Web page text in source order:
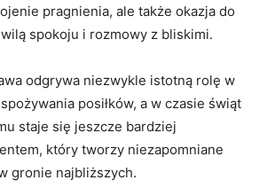
pragnienia, ale‍ także okazja do
spokoju i rozmowy z⁤ bliskimi.
⁣odgrywa niezwykle istotną rolę w
posiłków, a⁣ w czasie⁤ świąt
staje się jeszcze⁤ bardziej⁢
który tworzy niezapomniane
gronie ⁢najbliższych.